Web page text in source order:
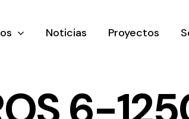
Noticias Proyectos